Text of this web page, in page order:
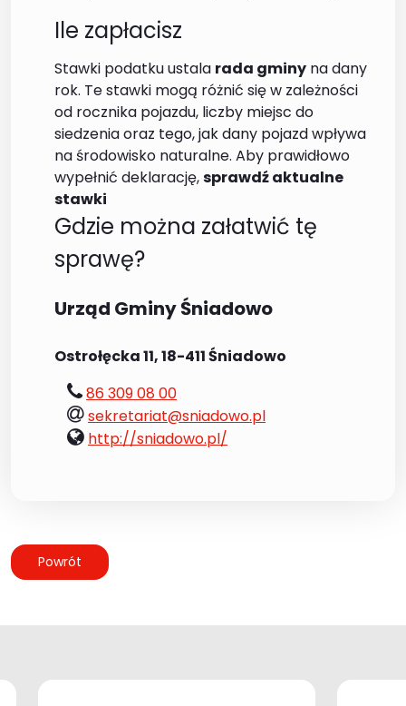
Ile zapłacisz
Stawki podatku ustala rada gminy na dany
rok. Te stawki mogą różnić się w zależności
od rocznika pojazdu, liczby miejsc do
siedzenia oraz tego, jak dany pojazd wpływa
na środowisko naturalne. Aby prawidłowo
wypełnić deklarację,sprawdź aktualne
stawki
Gdzie można załatwić tę
sprawę?
Urząd Gminy Śniadowo
Ostrołęcka 11, 18-411 Śniadowo
tel.:
86 309 08 00
e-
mail:
sekretariat@sniadowo.pl
www:
http://sniadowo.pl/
Powrót